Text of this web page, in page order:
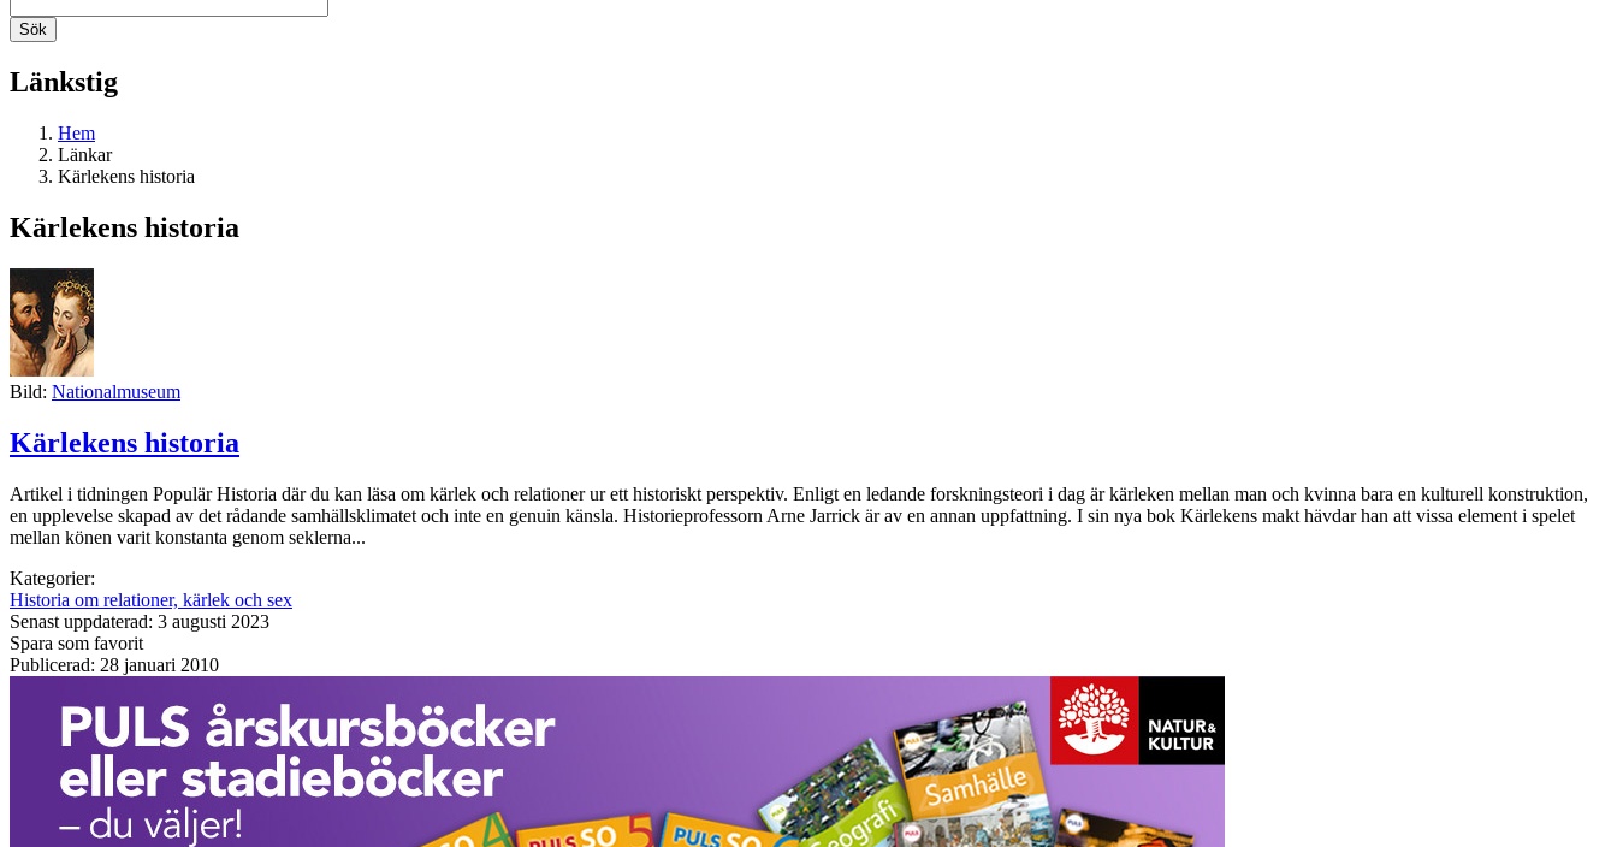
Länkstig
Hem
Länkar
Kärlekens historia
Kärlekens historia
Bild: Nationalmuseum
Kärlekens historia
Artikel i tidningen Populär Historia där du kan läsa om kärlek och relationer ur ett historiskt perspektiv. Enligt en ledande forskningsteori i dag är kärleken mellan man och kvinna bara en kulturell konstruktion,
en upplevelse skapad av det rådande samhällsklimatet och inte en genuin känsla. Historieprofessorn Arne Jarrick är av en annan uppfattning. I sin nya bok Kärlekens makt hävdar han att vissa element i spelet
mellan könen varit konstanta genom seklerna...
Kategorier:
Historia om relationer, kärlek och sex
Senast uppdaterad: 3 augusti 2023
Spara som favorit
Publicerad: 28 januari 2010